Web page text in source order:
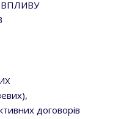
договорів